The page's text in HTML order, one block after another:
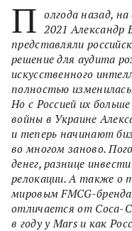
П олгода назад,
2021 Александр
представляли
решение для аудита
искусственного
полностью
Но с Россией их
войны в Украине
и теперь начинают
во многом заново.
денег, разнице
релокации. А также о
мировым FMCG-
отличается от Coca-
в году у Mars и как